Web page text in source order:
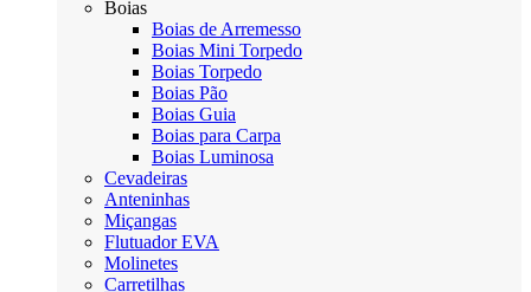
Boias
Boias de Arremesso
Boias Mini Torpedo
Boias Torpedo
Boias Pão
Boias Guia
Boias para Carpa
Boias Luminosa
Cevadeiras
Anteninhas
Miçangas
Flutuador EVA
Molinetes
Carretilhas